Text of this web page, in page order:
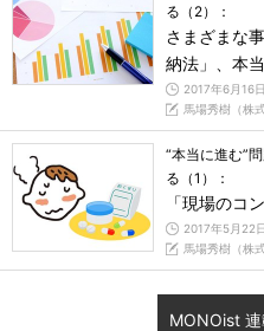
る（2）：
さまざまな
納法」、本
2017年6月16日
馬場秀樹（株
“本当に進む”
る（1）：
「現場のコ
2017年5月22
馬場秀樹（株
MONOist